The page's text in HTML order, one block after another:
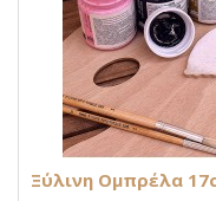
Ξύλινη Ομπρέλα